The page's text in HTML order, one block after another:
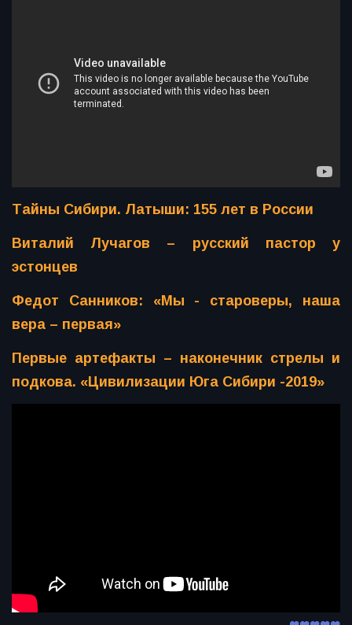
Тайны Сибири. Латыши: 155 лет в России
Виталий Лучагов – русский пастор у
эстонцев
Федот Санников: «Мы - староверы, наша
вера – первая»
Первые артефакты – наконечник стрелы и
подкова. «Цивилизации Юга Сибири -2019»